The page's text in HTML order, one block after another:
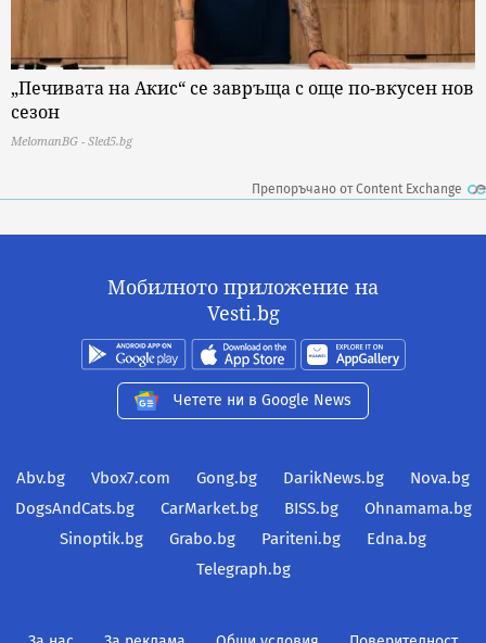
„Печивата на Акис“ се завръща с още по-вкусен нов
сезон
MelomanBG - Sled5.bg
Препоръчано от Content Exchange
Мобилното приложение на
Vesti.bg
Четете ни в Google News
Abv.bg Vbox7.com Gong.bg DarikNews.bg
Nova.bg
DogsAndCats.bg
CarMarket.bg BISS.bg
Ohnamama.bg
Sinoptik.bg
Grabo.bg Pariteni.bg
Edna.bg
Telegraph.bg